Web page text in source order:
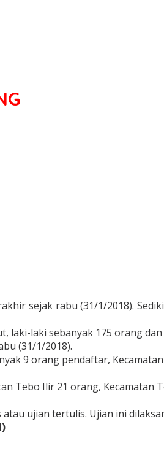
sejak rabu (31/1/2018).
laki-laki sebanyak 175 orang
(31/1/2018).
9 orang pendaftar,
Tebo Ilir 21 orang,
ujian tertulis. Ujian ini